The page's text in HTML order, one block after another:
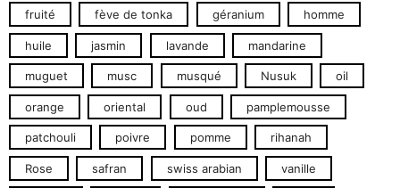
fruité fève de tonka géranium homme
huile jasmin lavande mandarine
muguet musc musqué Nusuk oil
orange oriental oud pamplemousse
patchouli poivre pomme rihanah
Rose safran swiss arabian vanille